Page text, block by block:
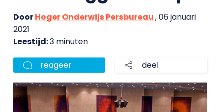
DoorHoger Onderwijs Persbureau, 06 januari
2021
Leestijd:3 minuten
reageer deel